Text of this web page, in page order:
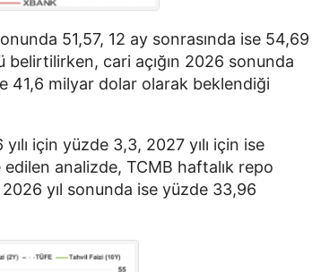
51,57, 12 ay sonrasında ise 54,69
belirtilirken, cari açığın 2026 sonunda
41,6 milyar dolar olarak beklendiği
için yüzde 3,3, 2027 yılı için ise
analizde, TCMB haftalık repo
yıl sonunda ise yüzde 33,96